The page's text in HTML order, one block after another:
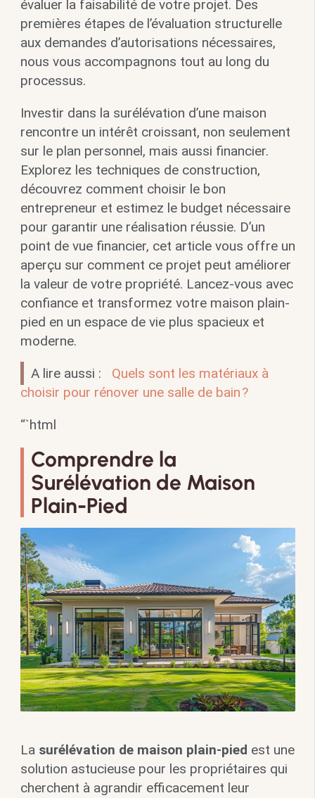
évaluer la faisabilité de votre projet. Des
premières étapes de l’évaluation structurelle
aux demandes d’autorisations nécessaires,
nous vous accompagnons tout au long du
processus.
Investir dans la surélévation d’une maison
rencontre un intérêt croissant, non seulement
sur le plan personnel, mais aussi financier.
Explorez les techniques de construction,
découvrez comment choisir le bon
entrepreneur et estimez le budget nécessaire
pour garantir une réalisation réussie. D’un
point de vue financier, cet article vous offre un
aperçu sur comment ce projet peut améliorer
la valeur de votre propriété. Lancez-vous avec
confiance et transformez votre maison plain-
pied en un espace de vie plus spacieux et
moderne.
A lire aussi :
Quels sont les matériaux à
choisir pour rénover une salle de bain ?
“`html
Comprendre la
Surélévation de Maison
Plain-Pied
La surélévation de maison plain-pied est une
solution astucieuse pour les propriétaires qui
cherchent à agrandir efficacement leur